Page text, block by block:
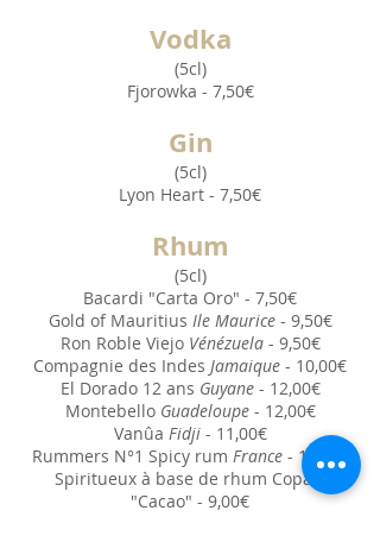
Vodka
(5cl)
Fjorowka - 7,50€
Gin
(5cl)
Lyon Heart - 7,50€
Rhum
(5cl)
Bacardi "Carta Oro" - 7,50€
Gold of Mauritius Ile Maurice- 9,50€
Ron Roble Viejo Vénézuela- 9,50€
Compagnie des Indes Jamaique - 10,00€
El Dorado 12 ans Guyane- 12,00€
Montebello Guadeloupe- 12,00€
Vanûa Fidji- 11,00€
Rummers N°1 Spicy rum France- 11,00€
Spiritueux à base de rhum Copalli
"Cacao" - 9,00€